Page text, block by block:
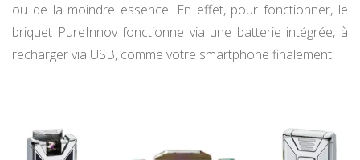
ou de la moindre essence. En effet, pour fonctionner, le
briquet PureInnov fonctionne via une batterie intégrée, à
recharger via USB, comme votre smartphone finalement.